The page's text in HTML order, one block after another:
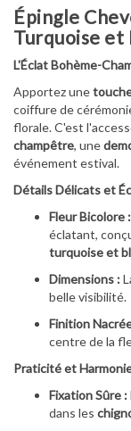
Épingle
Turquoise et
L'Éclat Bohème-
Apportez une
coiffure de
florale. C'est
champêtre, une
événement estival.
Détails Délicats et
Fleur Bicolore :
éclatant,
turquoise et
Dimensions :
belle visibilité.
Finition
centre de la
Praticité et
Fixation Sûre :
dans les